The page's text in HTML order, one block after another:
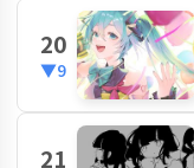
20
▼9
21